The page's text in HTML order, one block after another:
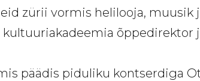
zürii vormis helilooja, muusik
õppedirektor
päädis piduliku kontserdiga